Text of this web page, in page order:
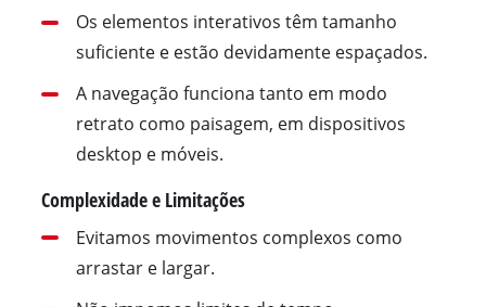
Os elementos interativos têm tamanho
suficiente e estão devidamente espaçados.
A navegação funciona tanto em modo
retrato como paisagem, em dispositivos
desktop e móveis.
Complexidade e Limitações
Evitamos movimentos complexos como
arrastar e largar.